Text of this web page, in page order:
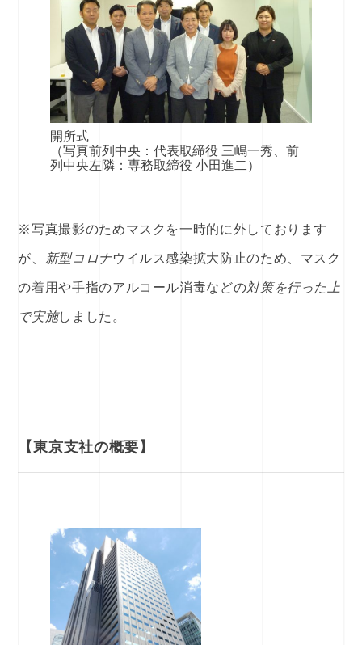
開所式
（写真前列中央：代表取締役 三嶋一秀、前
列中央左隣：専務取締役 小田進二）
※写真撮影のためマスクを一時的に外しております
が、 新型コロナウイルス感染拡大防止のため、マスク
の着用や手指のアルコール消毒などの対策を行った上
で実施しました。
【東京支社の概要】